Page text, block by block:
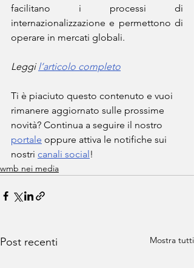
facilitano i processi di
internazionalizzazione e permettono di
operare in mercati globali.
Leggi l’articolo completo
Ti è piaciuto questo contenuto e vuoi
rimanere aggiornato sulle prossime
novità? Continua a seguire il nostro
portale oppure attiva le notifiche sui
nostri canali social !
wmb nei media
Post recenti Mostra tutti